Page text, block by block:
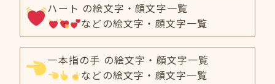
ハート の絵文字・顔文字一覧
などの絵文字・顔文字一覧
一本指の手 の絵文字・顔文字一覧
などの絵文字・顔文字一覧